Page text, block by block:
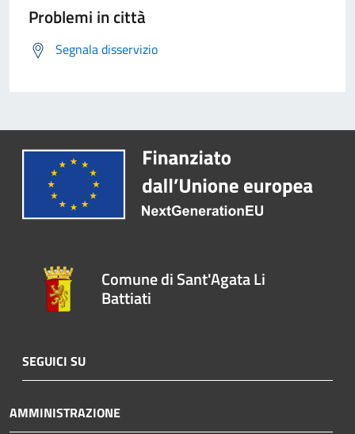
Problemi in città
Segnala disservizio
Comune di Sant'Agata Li
Battiati
SEGUICI SU
AMMINISTRAZIONE